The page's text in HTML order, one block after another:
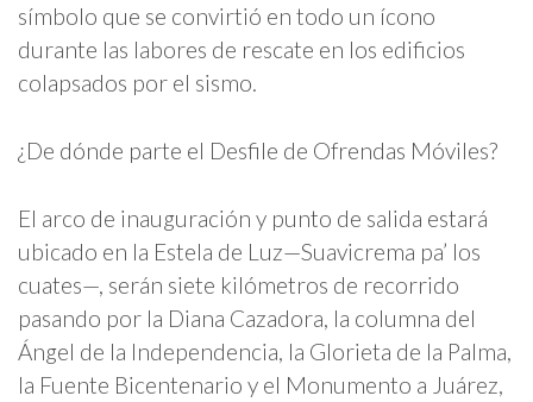
símbolo que se convirtió en todo un ícono
durante las labores de rescate en los edificios
colapsados por el sismo.
¿De dónde parte el Desfile de Ofrendas Móviles?
El arco de inauguración y punto de salida estará
ubicado en la Estela de Luz—Suavicrema pa’ los
cuates—, serán siete kilómetros de recorrido
pasando por la Diana Cazadora, la columna del
Ángel de la Independencia, la Glorieta de la Palma,
la Fuente Bicentenario y el Monumento a Juárez,